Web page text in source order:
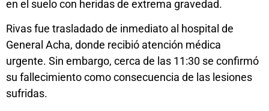
en el suelo con heridas de extrema gravedad.
Rivas fue trasladado de inmediato al hospital de
General Acha, donde recibió atención médica
urgente. Sin embargo, cerca de las 11:30 se confirmó
su fallecimiento como consecuencia de las lesiones
sufridas.